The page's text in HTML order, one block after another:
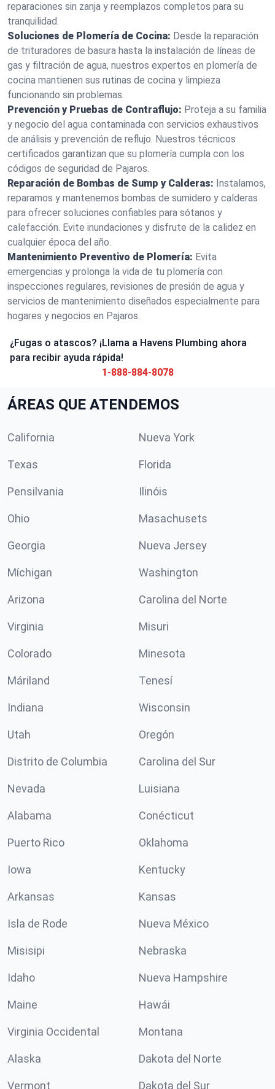
reparaciones sin zanja y reemplazos completos para su
tranquilidad.
Soluciones de Plomería de Cocina: Desde la reparación
de trituradores de basura hasta la instalación de líneas de
gas y filtración de agua, nuestros expertos en plomería de
cocina mantienen sus rutinas de cocina y limpieza
funcionando sin problemas.
Prevención y Pruebas de Contraflujo: Proteja a su familia
y negocio del agua contaminada con servicios exhaustivos
de análisis y prevención de reflujo. Nuestros técnicos
certificados garantizan que su plomería cumpla con los
códigos de seguridad de Pajaros.
Reparación de Bombas de Sump y Calderas: Instalamos,
reparamos y mantenemos bombas de sumidero y calderas
para ofrecer soluciones confiables para sótanos y
calefacción. Evite inundaciones y disfrute de la calidez en
cualquier época del año.
Mantenimiento Preventivo de Plomería: Evita
emergencias y prolonga la vida de tu plomería con
inspecciones regulares, revisiones de presión de agua y
servicios de mantenimiento diseñados especialmente para
hogares y negocios en Pajaros.
¿Fugas o atascos? ¡Llama a Havens Plumbing ahora
para recibir ayuda rápida!
1-888-884-8078
ÁREAS QUE ATENDEMOS
California Nueva York
Texas Florida
Pensilvania Ilinóis
Ohio Masachusets
Georgia Nueva Jersey
Míchigan Washington
Arizona Carolina del Norte
Virginia Misuri
Colorado Minesota
Máriland Tenesí
Indiana Wisconsin
Utah Oregón
Distrito de Columbia Carolina del Sur
Nevada Luisiana
Alabama Conécticut
Puerto Rico Oklahoma
Iowa Kentucky
Arkansas Kansas
Isla de Rode Nueva México
Misisipi Nebraska
Idaho Nueva Hampshire
Maine Hawái
Virginia Occidental Montana
Alaska Dakota del Norte
Vermont Dakota del Sur